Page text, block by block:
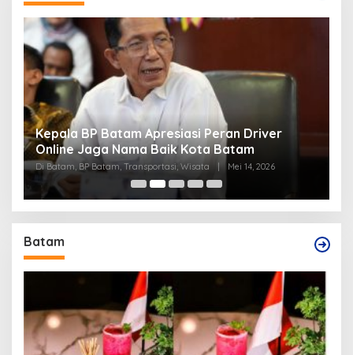
Kepala BP Batam Apresiasi Peran Driver
Online Jaga Nama Baik Kota Batam
Di Batam, BP Batam, Transportasi, Wisata | Mei 14, 2026
Batam